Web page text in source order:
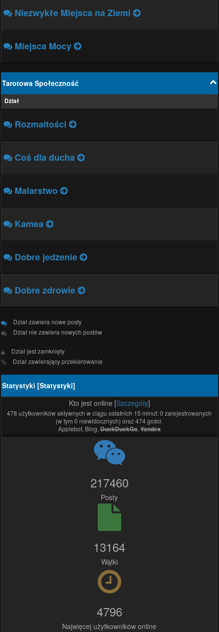
Niezwykłe Miejsca na Ziemi
Miejsca Mocy
Tarotowa Społeczność
Dział
Rozmaitości
Coś dla ducha
Malarstwo
Kamea
Dobre jedzenie
Dobre zdrowie
Dział zawiera nowe posty
Dział nie zawiera nowych postów
Dział jest zamknięty
Dział zawierający przekierowanie
Statystyki [Statystyki]
Kto jest online [Szczegóły]
478 użytkowników aktywnych w ciągu ostatnich 15 minut: 0 zarejestrowanych
(w tym 0 niewidocznych) oraz 474 gości.
Applebot, Bing,DuckDuckGo,Yandex
217460
Posty
13164
Wątki
4796
Najwięcej użytkowników online